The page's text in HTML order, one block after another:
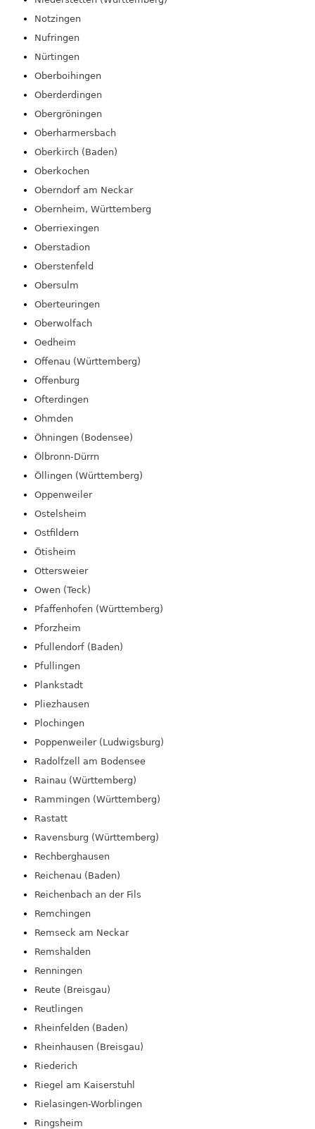
Notzingen
Nufringen
Nürtingen
Oberboihingen
Oberderdingen
Obergröningen
Oberharmersbach
Oberkirch (Baden)
Oberkochen
Oberndorf am Neckar
Obernheim, Württemberg
Oberriexingen
Oberstadion
Oberstenfeld
Obersulm
Oberteuringen
Oberwolfach
Oedheim
Offenau (Württemberg)
Offenburg
Ofterdingen
Ohmden
Öhningen (Bodensee)
Ölbronn-Dürrn
Öllingen (Württemberg)
Oppenweiler
Ostelsheim
Ostfildern
Ötisheim
Ottersweier
Owen (Teck)
Pfaffenhofen (Württemberg)
Pforzheim
Pfullendorf (Baden)
Pfullingen
Plankstadt
Pliezhausen
Plochingen
Poppenweiler (Ludwigsburg)
Radolfzell am Bodensee
Rainau (Württemberg)
Rammingen (Württemberg)
Rastatt
Ravensburg (Württemberg)
Rechberghausen
Reichenau (Baden)
Reichenbach an der Fils
Remchingen
Remseck am Neckar
Remshalden
Renningen
Reute (Breisgau)
Reutlingen
Rheinfelden (Baden)
Rheinhausen (Breisgau)
Riederich
Riegel am Kaiserstuhl
Rielasingen-Worblingen
Ringsheim